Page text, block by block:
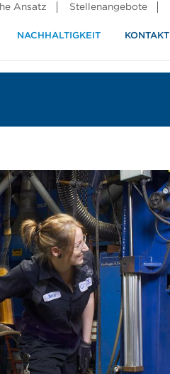
Ansatz Stellenangebote
NACHHALTIGKEIT KONTAKT